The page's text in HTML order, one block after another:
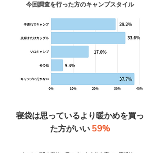
今回調査を行った方のキャンプスタイル
寝袋は思っているより暖かめを買っ
た方がいい59%